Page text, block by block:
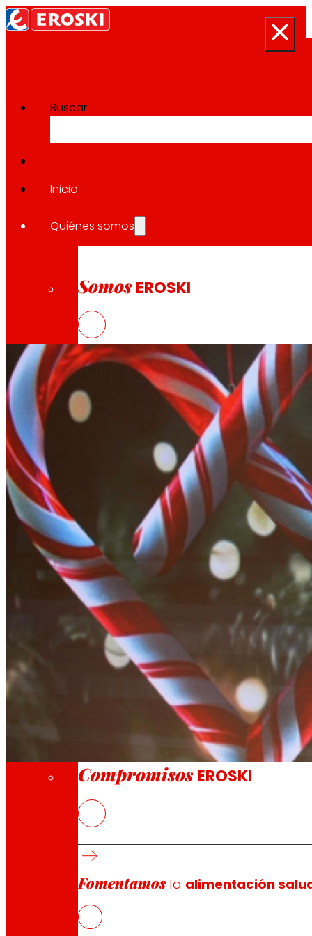
Buscar
Inicio
Quiénes somos
Somos EROSKI
Así somos
Todo nuestro ADN: un viaje por la misión, la
Cooperativa
Somos por y para las personas. Descubre
Fundación
A través de nuestra Fundación impulsamos
Compromisos EROSKI
Fomentamosla alimentación
Sala de prensa
Volver a todas las noticias
26.11.2024
En Navidad gastamos, en
da a conocer los resultados de su
frecuencia de visitas a las tiendas (11 visitas frente a
Comparativa por Comunidades Autónomas y
El estudio también destaca las diferencias en el
(+42%) y